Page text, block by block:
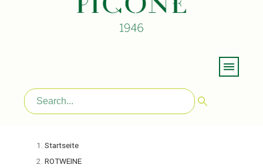
Startseite
ROTWEINE